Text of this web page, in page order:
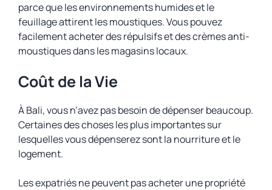
parce que les environnements humides et le
feuillage attirent les moustiques. Vous pouvez
facilement acheter des répulsifs et des crèmes anti-
moustiques dans les magasins locaux.
Coût de la Vie
À Bali, vous n’avez pas besoin de dépenser beaucoup.
Certaines des choses les plus importantes sur
lesquelles vous dépenserez sont la nourriture et le
logement.
Les expatriés ne peuvent pas acheter une propriété